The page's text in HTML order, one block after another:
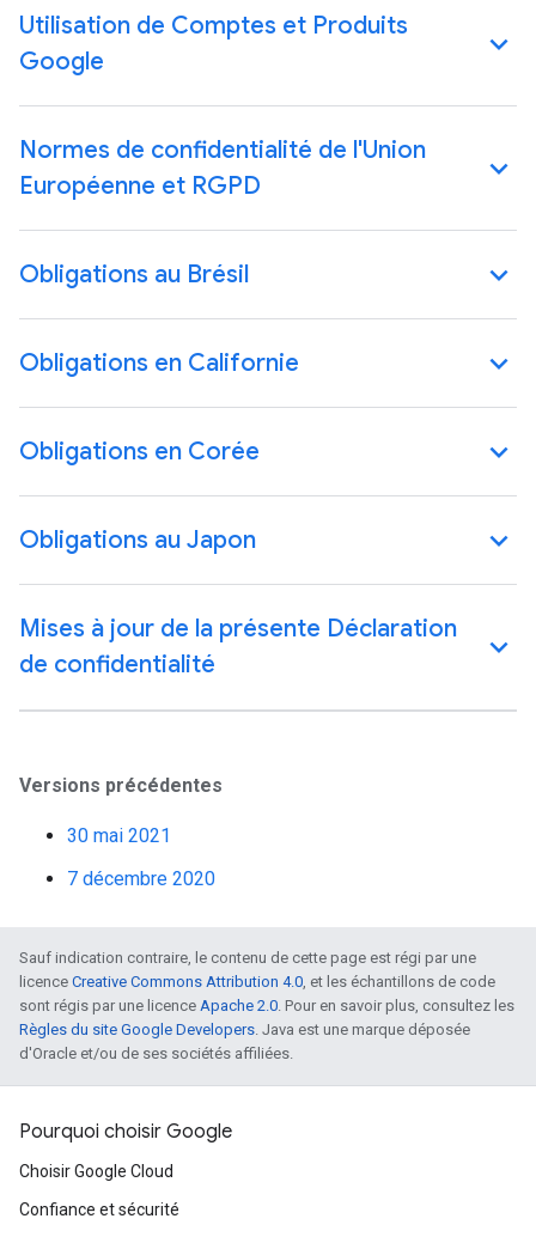
Utilisation de Comptes et Produits
Google
Normes de confidentialité de l'Union
Européenne et RGPD
Obligations au Brésil
Obligations en Californie
Obligations en Corée
Obligations au Japon
Mises à jour de la présente Déclaration
de confidentialité
Versions précédentes
30 mai 2021
7 décembre 2020
Sauf indication contraire, le contenu de cette page est régi par une
licence Creative Commons Attribution 4.0, et les échantillons de code
sont régis par une licence Apache 2.0. Pour en savoir plus, consultez les
Règles du site Google Developers. Java est une marque déposée
d'Oracle et/ou de ses sociétés affiliées.
Pourquoi choisir Google
Choisir Google Cloud
Confiance et sécurité